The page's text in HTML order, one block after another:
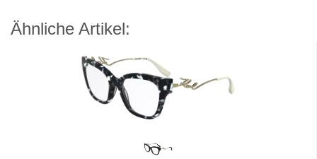
Ähnliche Artikel: